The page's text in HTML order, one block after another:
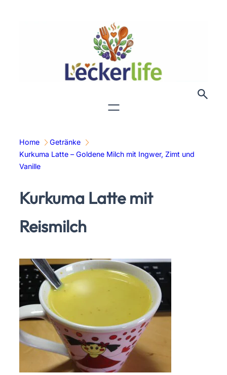
Home
Getränke
Kurkuma Latte – Goldene Milch mit Ingwer, Zimt und
Vanille
Kurkuma Latte mit
Reismilch